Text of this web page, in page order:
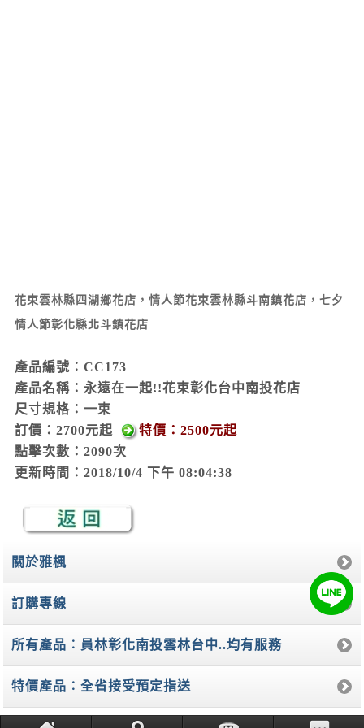
花束雲林縣四湖鄉花店，情人節花束雲林縣斗南鎮花店，七夕
情人節彰化縣北斗鎮花店
產品編號︰CC173
產品名稱：永遠在一起!!花束彰化台中南投花店
尺寸規格： 一束
訂價：2700元起
特價：2500元起
點擊次數：2090次
更新時間：2018/10/4 下午 08:04:38
關於雅楓
訂購專線
所有產品︰員林彰化南投雲林台中..均有服務
特價產品︰全省接受預定指送